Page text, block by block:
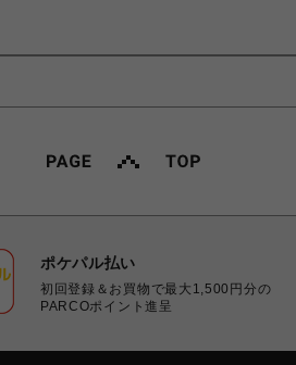
ポケパル払い
初回登録＆お買物で最大1,500円分の
PARCOポイント進呈